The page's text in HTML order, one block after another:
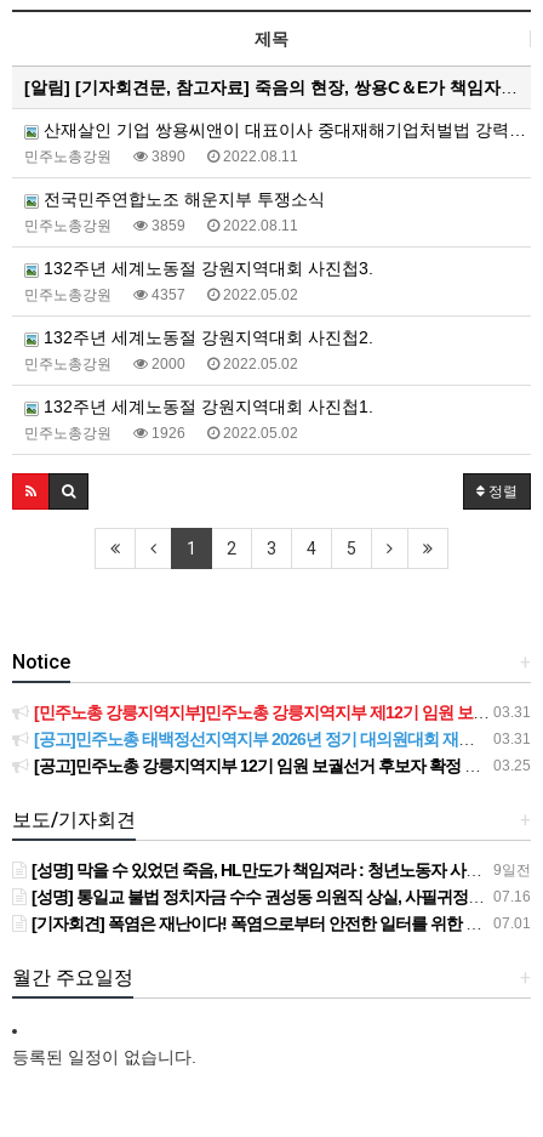
제목
[알림] [기자회견문, 참고자료] 죽음의 현장, 쌍용C＆E가 책임자다! 중대재해기업처벌법으로 처벌하고 특별근로감독 즉…
산재살인 기업 쌍용씨앤이 대표이사 중대재해기업처벌법 강력처벌 촉구 피켓티선전전 진행 중
민주노총강원 3890 2022.08.11
전국민주연합노조 해운지부 투쟁소식
민주노총강원 3859 2022.08.11
132주년 세계노동절 강원지역대회 사진첩3.
민주노총강원 4357 2022.05.02
132주년 세계노동절 강원지역대회 사진첩2.
민주노총강원 2000 2022.05.02
132주년 세계노동절 강원지역대회 사진첩1.
민주노총강원 1926 2022.05.02
정렬
1 2 3 4 5
+
Notice
03.31
[민주노총 강릉지역지부]민주노총 강릉지역지부 제12기 임원 보궐선거결과 공고
03.31
[공고]민주노총 태백정선지역지부 2026년 정기 대의원대회 재소집 건
03.25
[공고]민주노총 강릉지역지부 12기 임원 보궐선거 후보자 확정 공고
+
보도/기자회견
9일전
[성명] 막을 수 있었던 죽음, HL만도가 책임져라 : 청년노동자 사망사고의 철저한 진상규명과 재발방지 대책 마련하라
07.16
[성명] 통일교 불법 정치자금 수수 권성동 의원직 상실, 사필귀정이다
07.01
[기자회견] 폭염은 재난이다! 폭염으로부터 안전한 일터를 위한 민주노총 강원지역본부 폭염감시단 선포 기자회견
+
월간 주요일정
등록된 일정이 없습니다.